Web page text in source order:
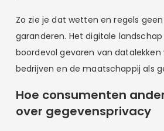
Zo zie je dat wetten en regels
garanderen. Het digitale
boordevol gevaren van
bedrijven en de maatschappij als
Hoe consumenten
over gegevensprivacy